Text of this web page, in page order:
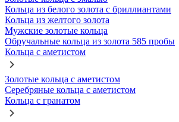
Кольца из белого золота с бриллиантами
Кольца из желтого золота
Мужские золотые кольца
Обручальные кольца из золота 585 пробы
Кольца с аметистом
Золотые кольца с аметистом
Серебряные кольца с аметистом
Кольца с гранатом